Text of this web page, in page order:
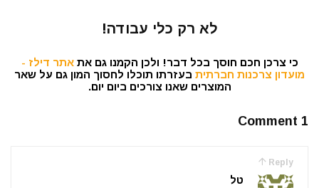
לא רק כלי עבודה!
כי צרכן חכם חוסך בכל דבר! ולכן הקמנו גם אתאתר דילז -
מועדון צרכנות חברתית בעזרתו תוכלו לחסוך המון גם על שאר
המוצרים שאנו צורכים ביום יום.
1 Comment
Reply
טל